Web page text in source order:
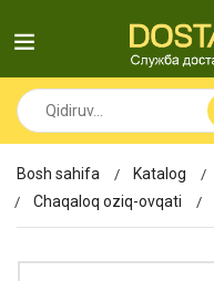
Bosh sahifa Katalog
Chaqaloq oziq-ovqati